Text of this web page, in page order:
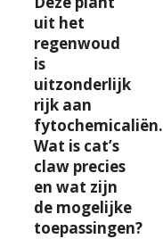
uit het
regenwoud
is
uitzonderlijk
rijk aan
fytochemicaliën.
Wat is cat’s
claw precies
en wat zijn
de mogelijke
toepassingen?